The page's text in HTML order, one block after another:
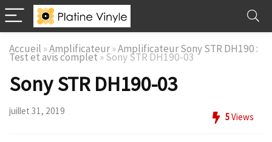
Accueil »Amplificateur»Amplificateur Sony STR DH190 :
Test et avis complet »Sony STR DH190-03
Sony STR DH190-03
juillet 31, 2019
5Views